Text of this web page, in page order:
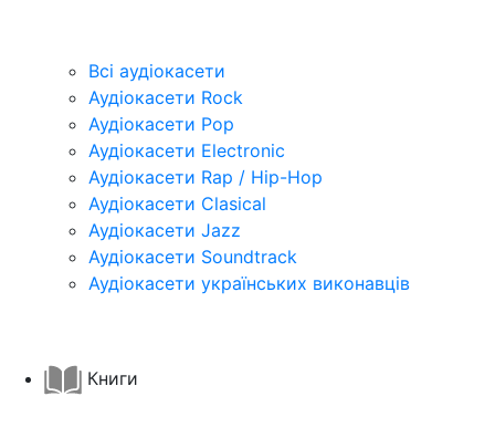
Всі аудіокасети
Аудіокасети Rock
Аудіокасети Pop
Аудіокасети Electronic
Аудіокасети Rap / Hip-Hop
Аудіокасети Clasical
Аудіокасети Jazz
Аудіокасети Soundtrack
Аудіокасети українських виконавців
Книги